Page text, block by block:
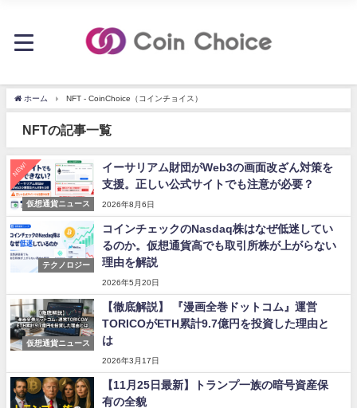
ホーム NFT - CoinChoice（コインチョイス）
NFTの記事一覧
NEW!
仮想通貨ニュース
イーサリアム財団がWeb3の画面改ざん対策を
支援。正しい公式サイトでも注意が必要？
2026年8月6日
テクノロジー
コインチェックのNasdaq株はなぜ低迷してい
るのか。仮想通貨高でも取引所株が上がらない
理由を解説
2026年5月20日
仮想通貨ニュース
【徹底解説】 『漫画全巻ドットコム』運営
TORICOがETH累計9.7億円を投資した理由と
は
2026年3月17日
【11月25日最新】トランプ一族の暗号資産保
有の全貌